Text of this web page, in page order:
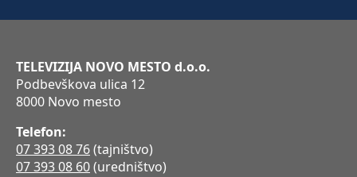
TELEVIZIJA NOVO MESTO d.o.o.
Podbevškova ulica 12
8000 Novo mesto
Telefon:
07 393 08 76(tajništvo)
07 393 08 60(uredništvo)